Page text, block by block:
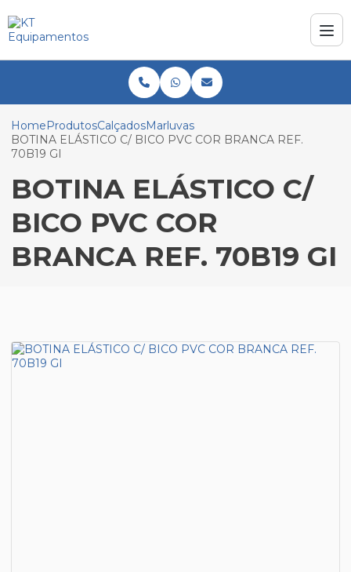
HomeProdutosCalçadosMarluvas
BOTINA ELÁSTICO C/ BICO PVC COR BRANCA REF.
70B19 GI
BOTINA ELÁSTICO C/
BICO PVC COR
BRANCA REF. 70B19 GI